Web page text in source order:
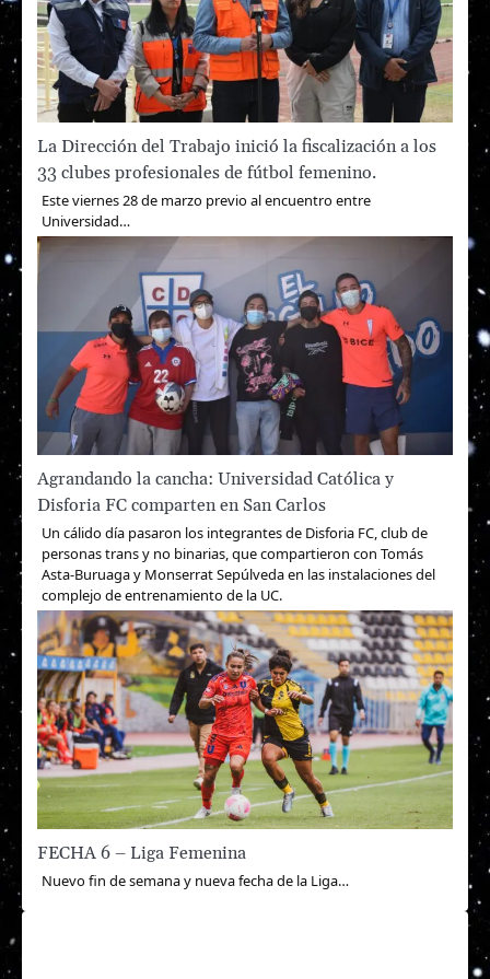
La Dirección del Trabajo inició la fiscalización a los
33 clubes profesionales de fútbol femenino.
Este viernes 28 de marzo previo al encuentro entre
Universidad…
Agrandando la cancha: Universidad Católica y
Disforia FC comparten en San Carlos
Un cálido día pasaron los integrantes de Disforia FC, club de
personas trans y no binarias, que compartieron con Tomás
Asta-Buruaga y Monserrat Sepúlveda en las instalaciones del
complejo de entrenamiento de la UC.
FECHA 6 – Liga Femenina
Nuevo fin de semana y nueva fecha de la Liga…